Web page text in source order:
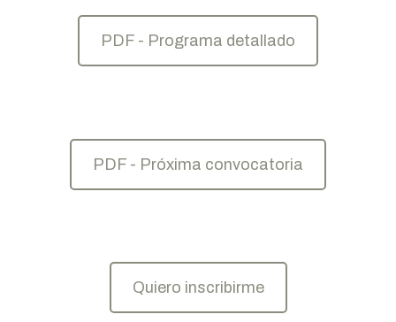
PDF - Programa detallado
PDF - Próxima convocatoria
Quiero inscribirme